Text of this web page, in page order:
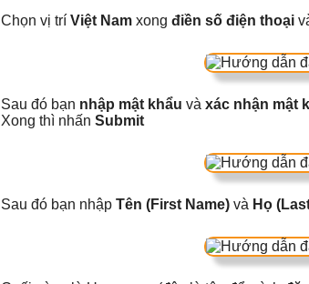
Chọn vị trí Việt Nam xong điền số điện thoại
Sau đó bạn nhập mật khẩu và xác nhận mật
Xong thì nhấn Submit
Sau đó bạn nhập Tên (First Name) và Họ